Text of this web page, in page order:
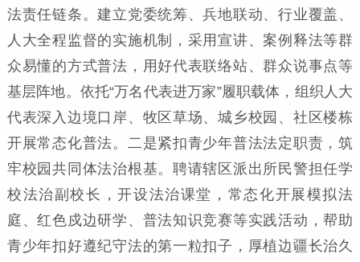
法责任链条。建立党委统筹、兵地联动、行业覆盖、
人大全程监督的实施机制，采用宣讲、案例释法等群
众易懂的方式普法，用好代表联络站、群众说事点等
基层阵地。依托“万名代表进万家”履职载体，组织人大
代表深入边境口岸、牧区草场、城乡校园、社区楼栋
开展常态化普法。二是紧扣青少年普法法定职责，筑
牢校园共同体法治根基。聘请辖区派出所民警担任学
校法治副校长，开设法治课堂，常态化开展模拟法
庭、红色戍边研学、普法知识竞赛等实践活动，帮助
青少年扣好遵纪守法的第一粒扣子，厚植边疆长治久